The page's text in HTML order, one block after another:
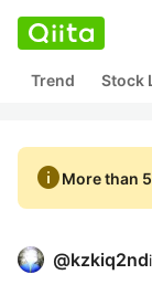
Trend Stock
infoMore than
@kzkiq2nd